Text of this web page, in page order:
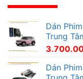
Dán
Trung
Dán